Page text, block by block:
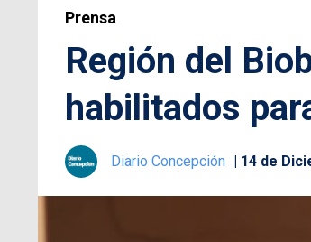
Prensa
Región del
habilitados
Diario Concepción 14 de